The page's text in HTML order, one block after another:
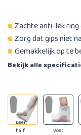
Zachte anti-lek
Zorg dat gips niet
Gemakkelijk op te
Bekijk alle
Been
half
Voet